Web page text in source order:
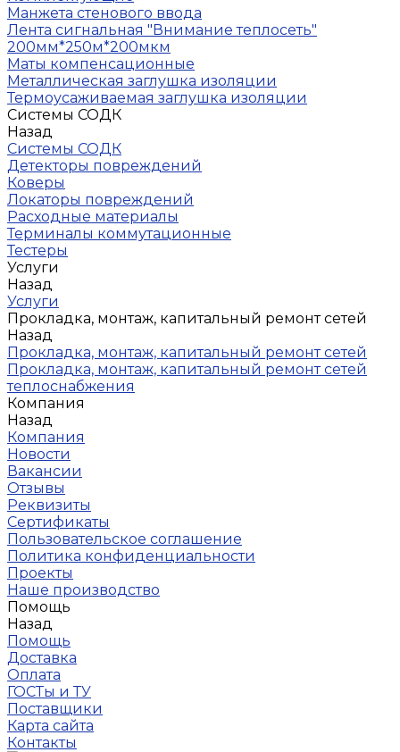
Манжета стенового ввода
Лента сигнальная "Внимание теплосеть"
200мм*250м*200мкм
Маты компенсационные
Металлическая заглушка изоляции
Термоусаживаемая заглушка изоляции
Системы СОДК
Назад
Системы СОДК
Детекторы повреждений
Коверы
Локаторы повреждений
Расходные материалы
Терминалы коммутационные
Тестеры
Услуги
Назад
Услуги
Прокладка, монтаж, капитальный ремонт сетей
Назад
Прокладка, монтаж, капитальный ремонт сетей
Прокладка, монтаж, капитальный ремонт сетей
теплоснабжения
Компания
Назад
Компания
Новости
Вакансии
Отзывы
Реквизиты
Сертификаты
Пользовательское соглашение
Политика конфиденциальности
Проекты
Наше производство
Помощь
Назад
Помощь
Доставка
Оплата
ГОСТы и ТУ
Поставщики
Карта сайта
Контакты